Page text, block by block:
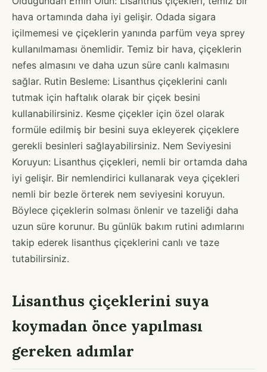
hava ortamında daha iyi gelişir. Odada sigara
içilmemesi ve çiçeklerin yanında parfüm veya sprey
kullanılmaması önemlidir. Temiz bir hava, çiçeklerin
nefes almasını ve daha uzun süre canlı kalmasını
sağlar. Rutin Besleme: Lisanthus çiçeklerini canlı
tutmak için haftalık olarak bir çiçek besini
kullanabilirsiniz. Kesme çiçekler için özel olarak
formüle edilmiş bir besini suya ekleyerek çiçeklere
gerekli besinleri sağlayabilirsiniz. Nem Seviyesini
Koruyun: Lisanthus çiçekleri, nemli bir ortamda daha
iyi gelişir. Bir nemlendirici kullanarak veya çiçekleri
nemli bir bezle örterek nem seviyesini koruyun.
Böylece çiçeklerin solması önlenir ve tazeliği daha
uzun süre korunur. Bu günlük bakım rutini adımlarını
takip ederek lisanthus çiçeklerini canlı ve taze
tutabilirsiniz.
Lisanthus çiçeklerini suya
koymadan önce yapılması
gereken adımlar